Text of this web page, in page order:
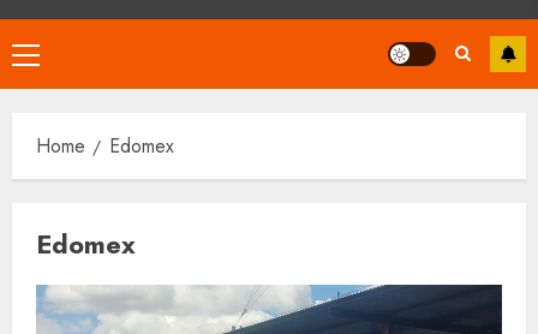
Primary
Menu
Home Edomex
Edomex